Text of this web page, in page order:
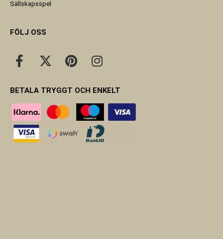
Sällskapsspel
FÖLJ OSS
BETALA TRYGGT OCH ENKELT